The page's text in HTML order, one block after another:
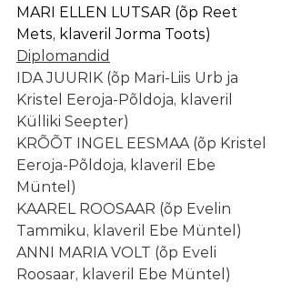
MARI ELLEN LUTSAR (õp Reet
Mets, klaveril Jorma Toots)
Diplomandid
IDA JUURIK (õp Mari-Liis Urb ja
Kristel Eeroja-Põldoja, klaveril
Külliki Seepter)
KRÕÕT INGEL EESMAA (õp Kristel
Eeroja-Põldoja, klaveril Ebe
Müntel)​
​KAAREL ROOSAAR (õp Evelin
Tammiku, klaveril Ebe Müntel)
​ANNI MARIA VOLT (õp Eveli
Roosaar, klaveril Ebe Müntel)